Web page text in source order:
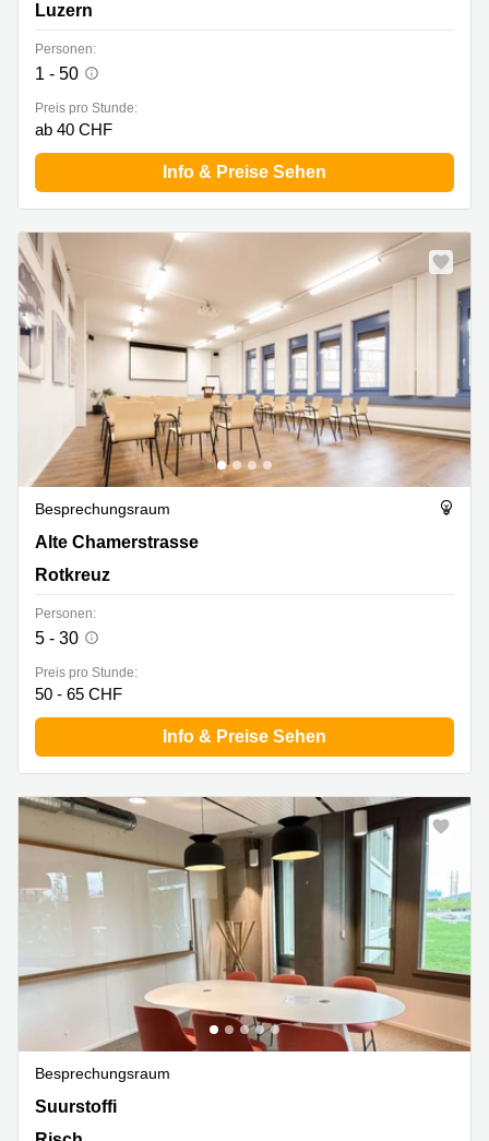
Luzern
Personen:
1 - 50
Preis pro Stunde:
ab 40 CHF
Info & Preise Sehen
Besprechungsraum
Alte Chamerstrasse 6, Rotkreuz
Alte Chamerstrasse
Rotkreuz
Personen:
5 - 30
Preis pro Stunde:
50 - 65 CHF
Info & Preise Sehen
Besprechungsraum
Suurstoffi 37,Rotkreuz, Risch
Suurstoffi